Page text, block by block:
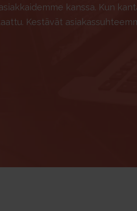
kanssa. Kun
Kestävät